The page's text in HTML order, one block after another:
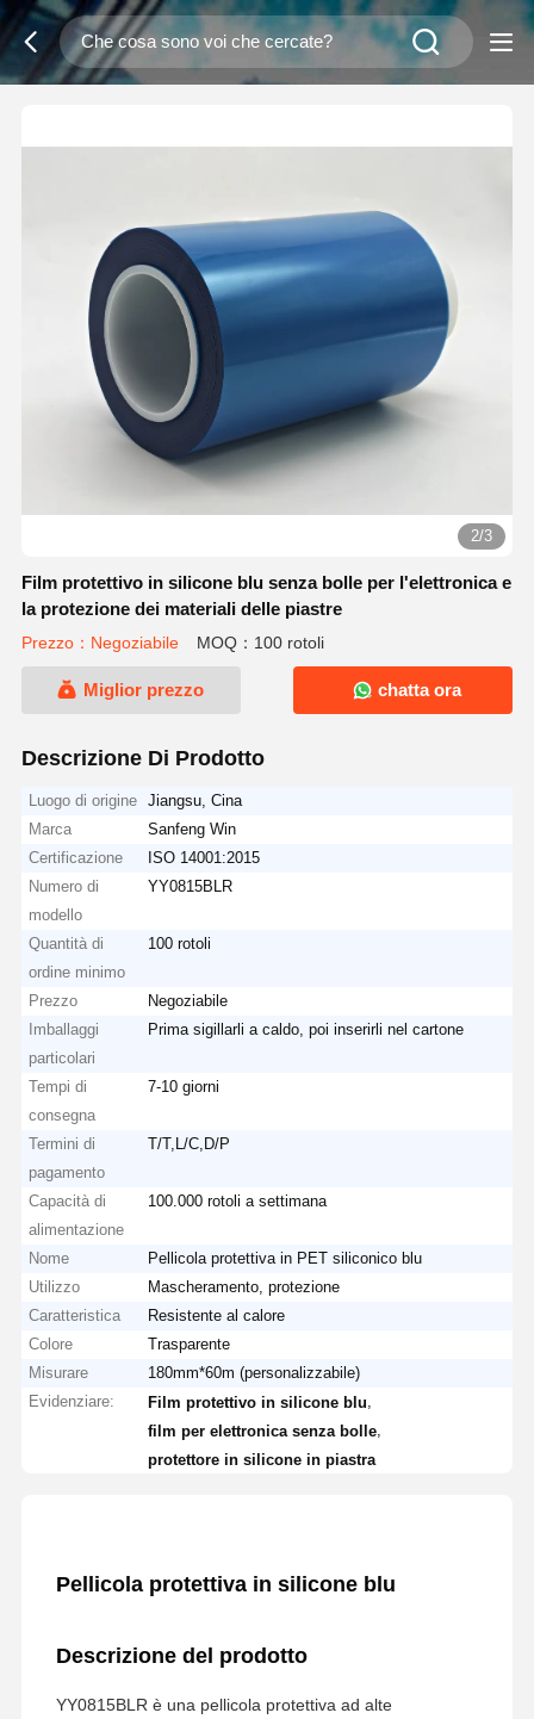
2/3
Film protettivo in silicone blu senza bolle per l'elettronica e
la protezione dei materiali delle piastre
Prezzo：Negoziabile MOQ：100 rotoli
Miglior prezzo chatta ora
Descrizione Di Prodotto
Luogo di origine
Jiangsu, Cina
Marca
Sanfeng Win
Certificazione
ISO 14001:2015
Numero di
modello
YY0815BLR
Quantità di
ordine minimo
100 rotoli
Prezzo
Negoziabile
Imballaggi
particolari
Prima sigillarli a caldo, poi inserirli nel cartone
Tempi di
consegna
7-10 giorni
Termini di
pagamento
T/T,L/C,D/P
Capacità di
alimentazione
100.000 rotoli a settimana
Nome
Pellicola protettiva in PET siliconico blu
Utilizzo
Mascheramento, protezione
Caratteristica
Resistente al calore
Colore
Trasparente
Misurare
180mm*60m (personalizzabile)
Evidenziare:
Film protettivo in silicone blu
film per elettronica senza bolle
protettore in silicone in piastra
Pellicola protettiva in silicone blu
Descrizione del prodotto
YY0815BLR è una pellicola protettiva ad alte